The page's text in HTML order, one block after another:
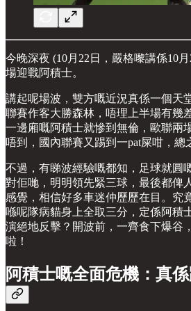
今晚深夜 (10月22日，嚴格嚟講係10
場迎戰阿積士。
講起呢場波，雙方嘅近況真係一個天
聯賽作客大勝森林，唔理上半場有幾
一邊廂嘅阿積士就慘到無倫，歐聯兩
唔到，國內聯賽又踢到一pat屎咁，總
不過，有睇波經驗嘅都知，足球就圓
對佢哋，明明領先緊三球，最後都俾
感覺，相信好多車迷仲歷歷在目。究
喺呢隊病貓身上全取三分，定係阿積
演絕地反擊？開波前，一齊食下爆谷
啦！
阿積士嘅全面危機：真